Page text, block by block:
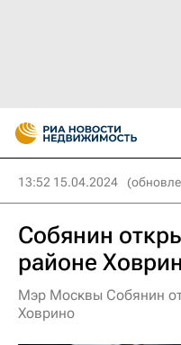
13:52 15.04.2024
Собянин
районе
Мэр Москвы Собянин
Ховрино